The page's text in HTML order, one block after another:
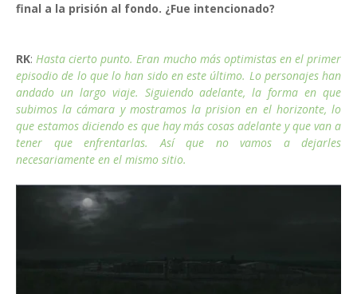
final a la prisión al fondo. ¿Fue intencionado?
RK:Hasta cierto punto. Eran mucho más optimistas en el primer
episodio de lo que lo han sido en este último. Lo personajes han
andado un largo viaje. Siguiendo adelante, la forma en que
subimos la cámara y mostramos la prision en el horizonte, lo
que estamos diciendo es que hay más cosas adelante y que van a
tener que enfrentarlas. Así que no vamos a dejarles
necesariamente en el mismo sitio.